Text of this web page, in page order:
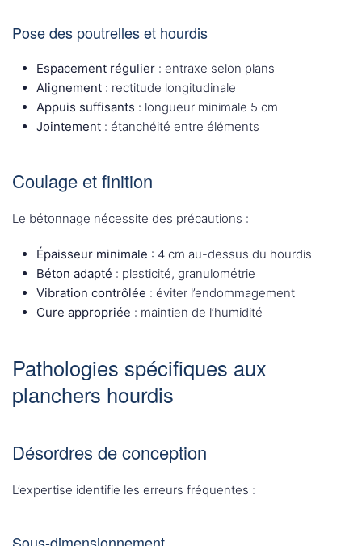
Pose des poutrelles et hourdis
Espacement régulier : entraxe selon plans
Alignement : rectitude longitudinale
Appuis suffisants : longueur minimale 5 cm
Jointement : étanchéité entre éléments
Coulage et finition
Le bétonnage nécessite des précautions :
Épaisseur minimale : 4 cm au-dessus du hourdis
Béton adapté : plasticité, granulométrie
Vibration contrôlée : éviter l’endommagement
Cure appropriée : maintien de l’humidité
Pathologies spécifiques aux
planchers hourdis
Désordres de conception
L’expertise identifie les erreurs fréquentes :